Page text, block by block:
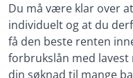
Du må være klar over
individuelt og at du
få den beste renten
forbrukslån med
din søknad til mange